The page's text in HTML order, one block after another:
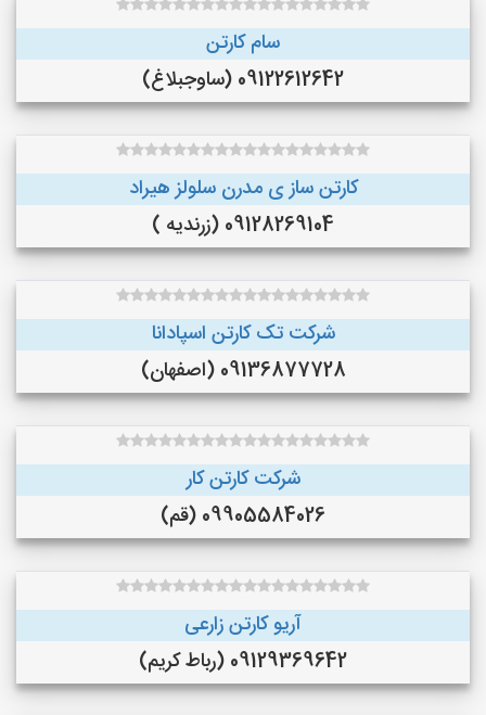
سام کارتن
09122612642 (ساوجبلاغ)
کارتن ساز ی مدرن سلولز هیراد
09128269104 (زرندیه )
شرکت تک کارتن اسپادانا
09136877728 (اصفهان)
شرکت کارتن کار
09905584026 (قم)
آریو کارتن زارعی
09129369642 (رباط کریم)